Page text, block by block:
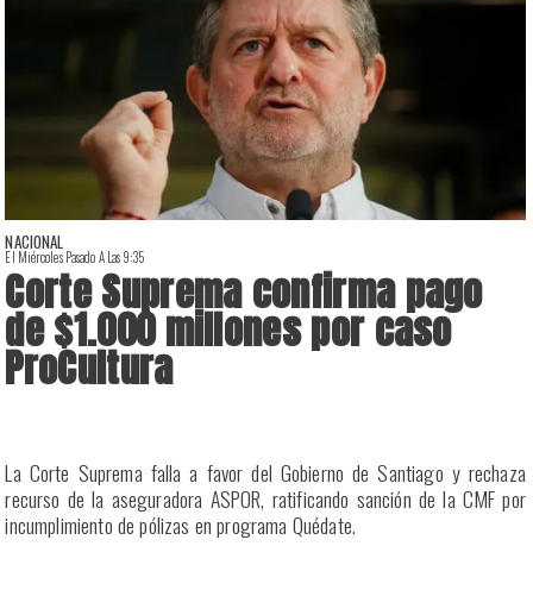
NACIONAL
El Miércoles Pasado A Las 9:35
Corte Suprema confirma pago
de $1.000 millones por caso
ProCultura
La Corte Suprema falla a favor del Gobierno de Santiago y rechaza
recurso de la aseguradora ASPOR, ratificando sanción de la CMF por
incumplimiento de pólizas en programa Quédate.